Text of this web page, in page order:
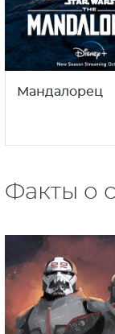
Мандалорец
Факты о